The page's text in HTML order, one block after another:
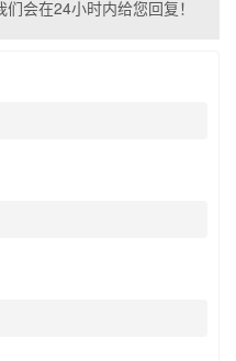
会在24小时内给您回复！